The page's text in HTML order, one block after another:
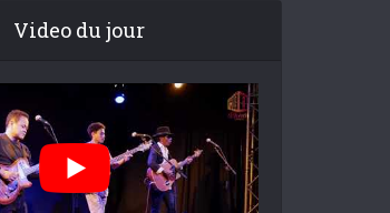
Video du jour